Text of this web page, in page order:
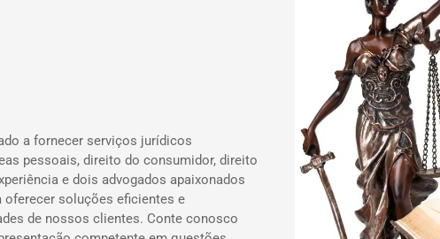
a fornecer serviços jurídicos
pessoais, direito do consumidor, direito
e dois advogados apaixonados
soluções eficientes e
de nossos clientes. Conte conosco